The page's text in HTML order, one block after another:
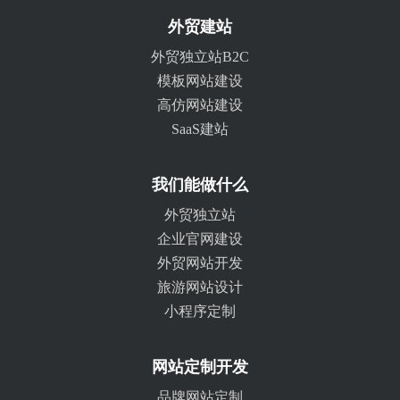
外贸建站
外贸独立站B2C
模板网站建设
高仿网站建设
SaaS建站
我们能做什么
外贸独立站
企业官网建设
外贸网站开发
旅游网站设计
小程序定制
网站定制开发
品牌网站定制